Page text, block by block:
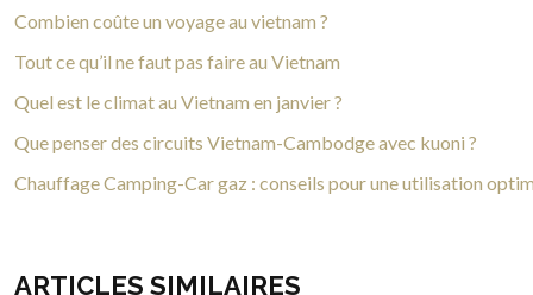
Combien coûte un voyage au vietnam ?
Tout ce qu’il ne faut pas faire au Vietnam
Quel est le climat au Vietnam en janvier ?
Que penser des circuits Vietnam-Cambodge avec kuoni ?
Chauffage Camping-Car gaz : conseils pour une utilisation
ARTICLES SIMILAIRES